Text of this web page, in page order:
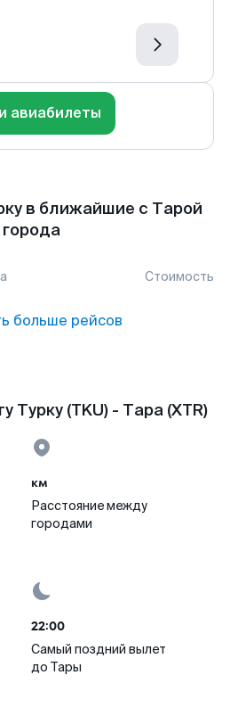
авиабилеты
в ближайшие с Тарой
города
Стоимость
больше рейсов
Турку (TKU) - Тара (XTR)
км
Расстояние между
городами
22:00
Самый поздний вылет
до Тары